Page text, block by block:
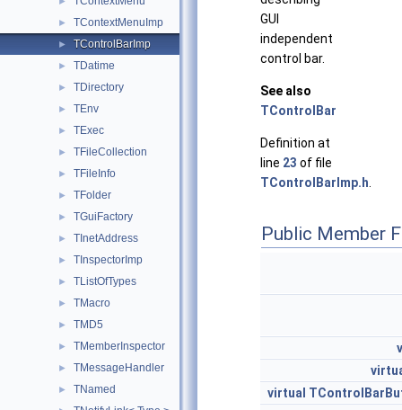
► TContextMenuImp
► TControlBarImp
► TDatime
► TDirectory
► TEnv
► TExec
► TFileCollection
► TFileInfo
► TFolder
► TGuiFactory
► TInetAddress
► TInspectorImp
► TListOfTypes
► TMacro
► TMD5
► TMemberInspector
► TMessageHandler
► TNamed
GUI
independent
control bar.
See also
TControlBar
Definition at
line 23 of file
TControlBarImp.h
Public Member
virtual